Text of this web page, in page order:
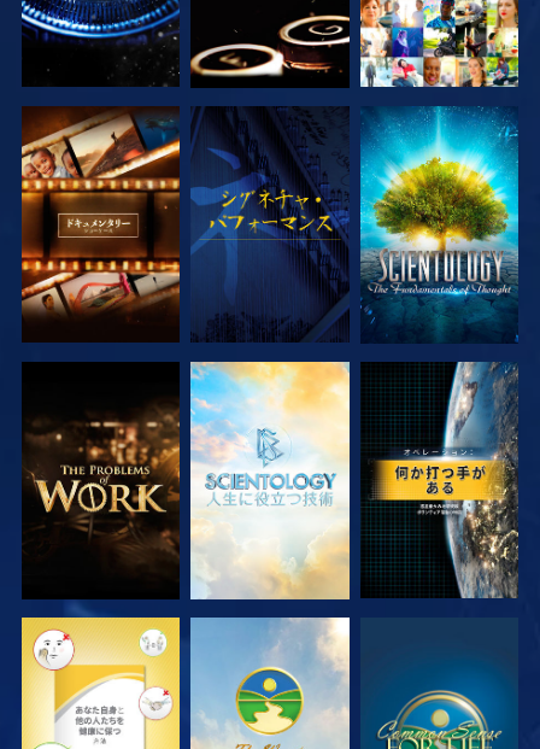
シリーズを探求 観る シリーズを探求
シリーズを探求 シリーズを探求 観る
観る 観る 観る